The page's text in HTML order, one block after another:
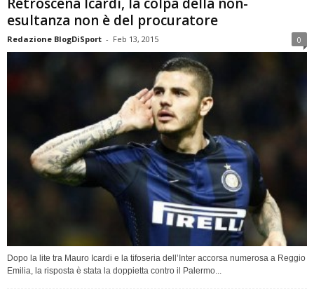
esultanza non è del procuratore
Redazione BlogDiSport - Feb 13, 2015 0
Dopo la lite tra Mauro Icardi e la tifoseria dell’Inter accorsa numerosa a Reggio
Emilia, la risposta è stata la doppietta contro il Palermo...